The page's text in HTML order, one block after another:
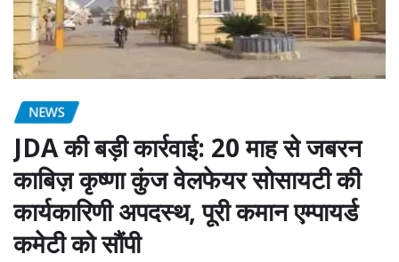
NEWS
JDA की बड़ी कार्रवाई: 20 माह से जबरन
काबिज़ कृष्णा कुंज वेलफेयर सोसायटी की
कार्यकारिणी अपदस्थ, पूरी कमान एम्पायर्ड
कमेटी को सौंपी